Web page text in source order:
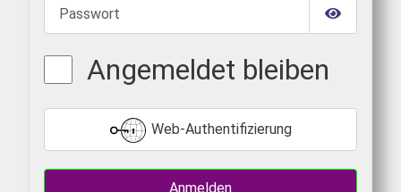
Passwort
Passwort
Angemeldet bleiben
Web-Authentifizierung
Anmelden